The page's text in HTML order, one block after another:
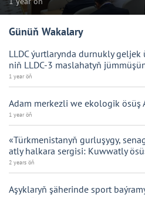
Günüň Wakalary
LLDC ýurtlarynda durnukly geljek
niň LLDC-3 maslahatyň
1 year öň
Adam merkezli we ekologik ösüş
1 year öň
«Türkmenistanyň gurluşygy,
atly halkara sergisi: Kuwwatly
2 years öň
Aşyklaryň şäherinde sport